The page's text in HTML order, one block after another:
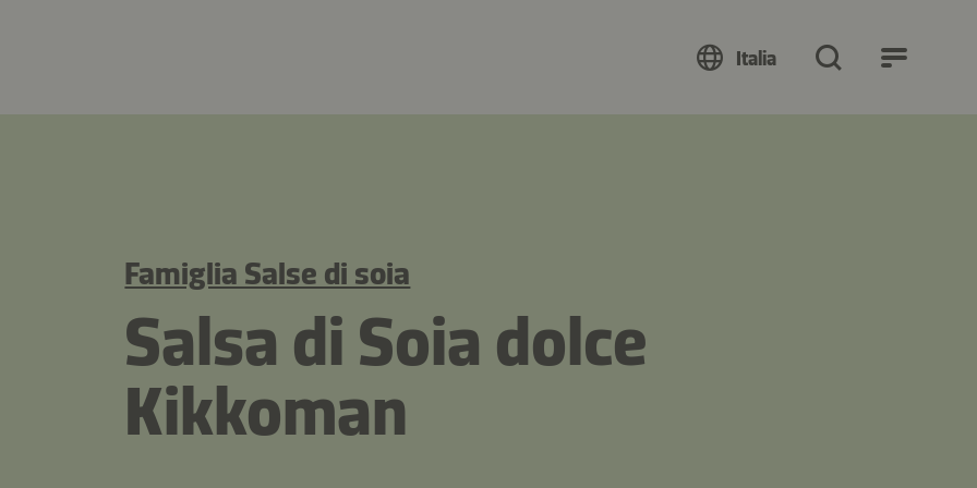
Italia
Famiglia Salse di soia
Salsa di Soia dolce
Kikkoman